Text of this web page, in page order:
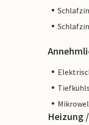
Heizung